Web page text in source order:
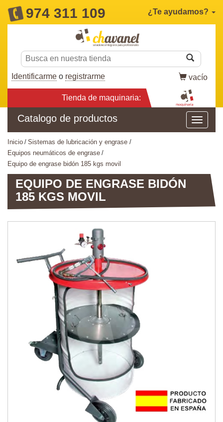
974 311 109 ¿Te ayudamos?
Identificarme o registrarme vacío
Tienda de maquinaria:
Catalogo de productos
inicio
sistemas de lubricación y engrase
equipos neumáticos de engrase
equipo de engrase bidón 185 kgs movil
EQUIPO DE ENGRASE BIDÓN
185 KGS MOVIL